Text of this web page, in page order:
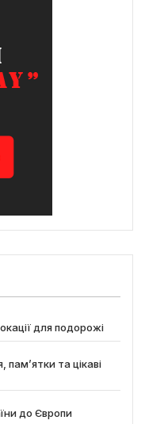
для подорожі
пам’ятки та цікаві
до Європи